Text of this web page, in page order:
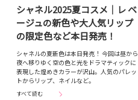
シャネル2025夏コスメ｜レ ベ
ージュの新色や大人気リップ
の限定色など本日発売！
シャネルの夏新色は本日発売！ 今回は昼から
夜へ移りゆく空の色と光をドラマティックに
表現した煌めきカラーが沢山。人気のパレッ
トからリップ、ネイルなど。
すべて読む